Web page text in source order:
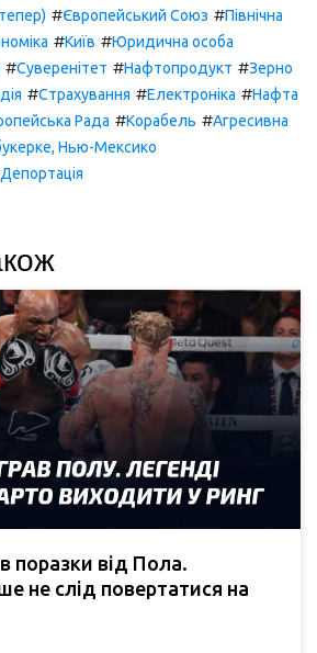
#Європейський Союз #Північна
#Київ #Юридична особа
#Суверенітет #Нафтопродукт #Зерно
#Страхування #Електроніка #Нафта
Рада #Корабель #Агресивна
Нью-Мексико
Депортація
поразки від Пола.
не слід повертатися на